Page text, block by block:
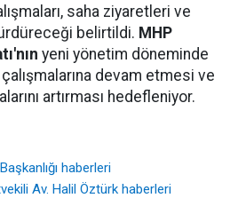
saha ziyaretleri ve
belirtildi. MHP
yeni yönetim döneminde
devam etmesi ve
artırması hedefleniyor.
haberleri
Av. Halil Öztürk haberleri